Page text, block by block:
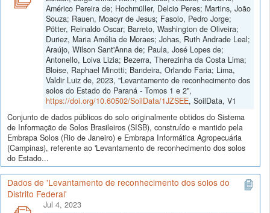
Américo Pereira de; Hochmüller, Delcio Peres; Martins, João
Souza; Rauen, Moacyr de Jesus; Fasolo, Pedro Jorge;
Pötter, Reinaldo Oscar; Barreto, Washington de Oliveira;
Duriez, Maria Amélia de Moraes; Johas, Ruth Andrade Leal;
Araújo, Wilson Sant'Anna de; Paula, José Lopes de;
Antonello, Loiva Lizia; Bezerra, Therezinha da Costa Lima;
Bloise, Raphael Minotti; Bandeira, Orlando Faria; Lima,
Valdir Luiz de, 2023, "Levantamento de reconhecimento dos
solos do Estado do Paraná - Tomos 1 e 2",
https://doi.org/10.60502/SoilData/1JZSEE, SoilData, V1
Conjunto de dados públicos do solo originalmente obtidos do Sistema
de Informação de Solos Brasileiros (SISB), construído e mantido pela
Embrapa Solos (Rio de Janeiro) e Embrapa Informática Agropecuária
(Campinas), referente ao 'Levantamento de reconhecimento dos solos
do Estado...
Dados de 'Levantamento de reconhecimento dos solos do
Distrito Federal'
Jul 4, 2023